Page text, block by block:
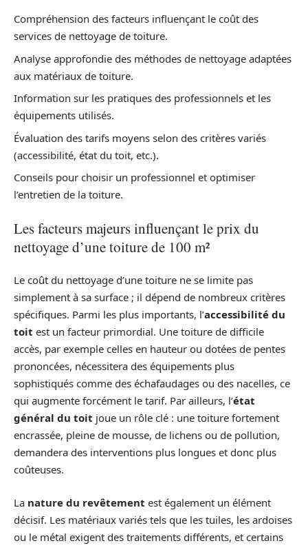
Compréhension des facteurs influençant le coût des
services de nettoyage de toiture.
Analyse approfondie des méthodes de nettoyage adaptées
aux matériaux de toiture.
Information sur les pratiques des professionnels et les
équipements utilisés.
Évaluation des tarifs moyens selon des critères variés
(accessibilité, état du toit, etc.).
Conseils pour choisir un professionnel et optimiser
l’entretien de la toiture.
Les facteurs majeurs influençant le prix du
nettoyage d’une toiture de 100 m²
Le coût du nettoyage d’une toiture ne se limite pas
simplement à sa surface ; il dépend de nombreux critères
spécifiques. Parmi les plus importants, l’accessibilité du
toit est un facteur primordial. Une toiture de difficile
accès, par exemple celles en hauteur ou dotées de pentes
prononcées, nécessitera des équipements plus
sophistiqués comme des échafaudages ou des nacelles, ce
qui augmente forcément le tarif. Par ailleurs, l’état
général du toit joue un rôle clé : une toiture fortement
encrassée, pleine de mousse, de lichens ou de pollution,
demandera des interventions plus longues et donc plus
coûteuses.
La nature du revêtement est également un élément
décisif. Les matériaux variés tels que les tuiles, les ardoises
ou le métal exigent des traitements différents, et certains